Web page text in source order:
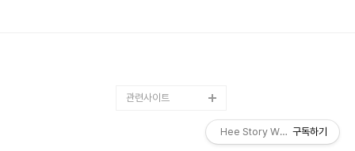
관련사이트
Hee Story World구독하기